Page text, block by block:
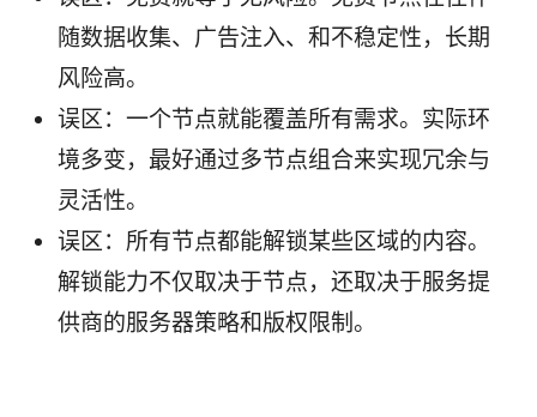
随数据收集、广告注入、和不稳定性，长期
风险高。
误区：一个节点就能覆盖所有需求。实际环
境多变，最好通过多节点组合来实现冗余与
灵活性。
误区：所有节点都能解锁某些区域的内容。
解锁能力不仅取决于节点，还取决于服务提
供商的服务器策略和版权限制。